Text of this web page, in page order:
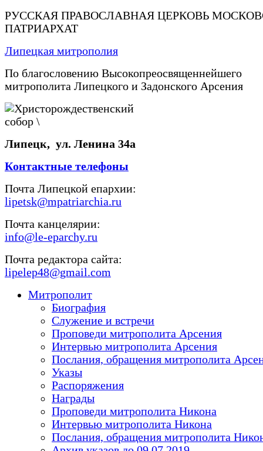
РУССКАЯ ПРАВОСЛАВНАЯ ЦЕРКОВЬ
ПАТРИАРХАТ
Липецкая митрополия
По благословению Высокопреосвященнейшего
митрополита Липецкого и Задонского Арсения
Липецк, ул. Ленина 34а
Контактные телефоны
Почта Липецкой епархии:
lipetsk@mpatriarchia.ru
Почта канцелярии:
info@le-eparchy.ru
Почта редактора сайта:
lipelep48@gmail.com
Митрополит
Биография
Служение и встречи
Проповеди митрополита Арсения
Интервью митрополита Арсения
Послания, обращения митрополита
Указы
Распоряжения
Награды
Проповеди митрополита Никона
Интервью митрополита Никона
Послания, обращения митрополита